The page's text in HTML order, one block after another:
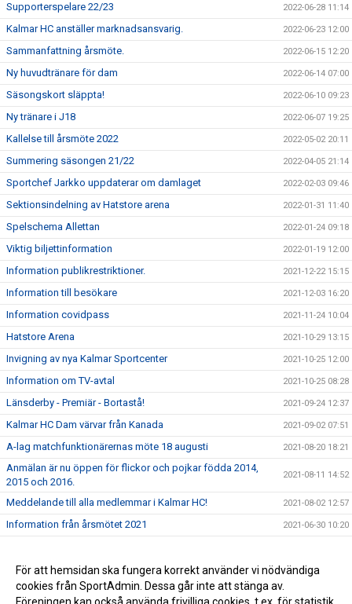
Supporterspelare 22/23 2022-06-28 11:14
Kalmar HC anställer marknadsansvarig. 2022-06-23 12:00
Sammanfattning årsmöte. 2022-06-15 12:20
Ny huvudtränare för dam 2022-06-14 07:00
Säsongskort släppta! 2022-06-10 09:23
Ny tränare i J18 2022-06-07 19:25
Kallelse till årsmöte 2022 2022-05-02 20:11
Summering säsongen 21/22 2022-04-05 21:14
Sportchef Jarkko uppdaterar om damlaget 2022-02-03 09:46
Sektionsindelning av Hatstore arena 2022-01-31 11:40
Spelschema Allettan 2022-01-24 09:18
Viktig biljettinformation 2022-01-19 12:00
Information publikrestriktioner. 2021-12-22 15:15
Information till besökare 2021-12-03 16:20
Information covidpass 2021-11-24 10:04
Hatstore Arena 2021-10-29 13:15
Invigning av nya Kalmar Sportcenter 2021-10-25 12:00
Information om TV-avtal 2021-10-25 08:28
Länsderby - Premiär - Bortastå! 2021-09-24 12:37
Kalmar HC Dam värvar från Kanada 2021-09-02 07:51
A-lag matchfunktionärernas möte 18 augusti 2021-08-20 18:21
Anmälan är nu öppen för flickor och pojkar födda 2014,
2015 och 2016.
2021-08-11 14:52
Meddelande till alla medlemmar i Kalmar HC! 2021-08-02 12:57
Information från årsmötet 2021 2021-06-30 10:20
Proposition till årsmötet 2021-06-08 08:50
Dags att anmäla sig till årets Sommar Campen 2021 2021-06-07 08:51
För att hemsidan ska fungera korrekt använder vi nödvändiga
cookies från SportAdmin. Dessa går inte att stänga av.